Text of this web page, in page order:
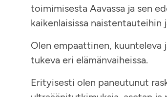
toimimisesta Aavassa ja sen
kaikenlaisissa naistentauteihin
Olen empaattinen, kuunteleva
tukeva eri elämänvaiheissa.
Erityisesti olen paneutunut